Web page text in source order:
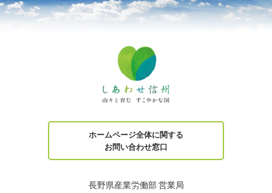
ホームページ全体に関する
お問い合わせ窓口
長野県産業労働部 営業局